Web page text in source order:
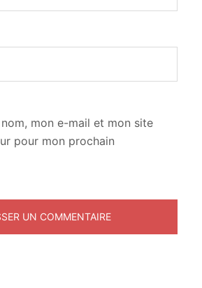
mon e-mail et mon site
pour mon prochain